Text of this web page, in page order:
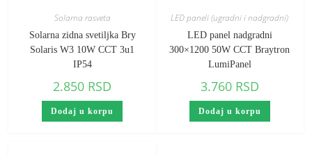
Solarna rasveta
Solarna zidna svetiljka Bry
Solaris W3 10W CCT 3u1
IP54
2.850 RSD
Dodaj u korpu
LED paneli (ugradni i nadgradni)
LED panel nadgradni
300×1200 50W CCT Braytron
LumiPanel
3.760 RSD
Dodaj u korpu